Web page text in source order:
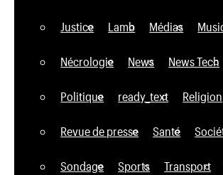
Justice Lamb Médias
Nécrologie News News Tech
Politique ready_text Religion
Revue de presse Santé
Sondage Sports Transport